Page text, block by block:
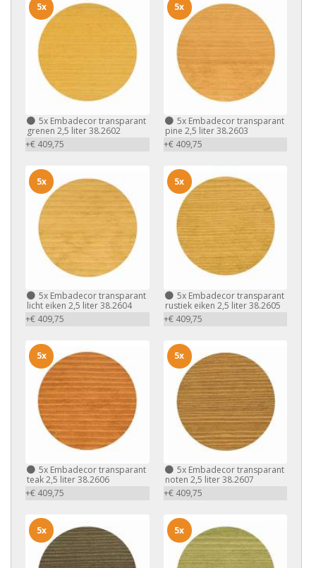
5x Embadecor transparant
grenen 2,5 liter 38.2602
+€ 409,75
5x
5xEmbadecor transparant
pine 2,5 liter 38.2603
+€ 409,75
5x
5x Embadecor transparant
licht eiken 2,5 liter 38.2604
+€ 409,75
5x
5xEmbadecor transparant
rustiek eiken 2,5 liter 38.2605
+€ 409,75
5x
5x Embadecor transparant
teak 2,5 liter 38.2606
+€ 409,75
5x
5xEmbadecor transparant
noten 2,5 liter 38.2607
+€ 409,75
5x
5x 5x